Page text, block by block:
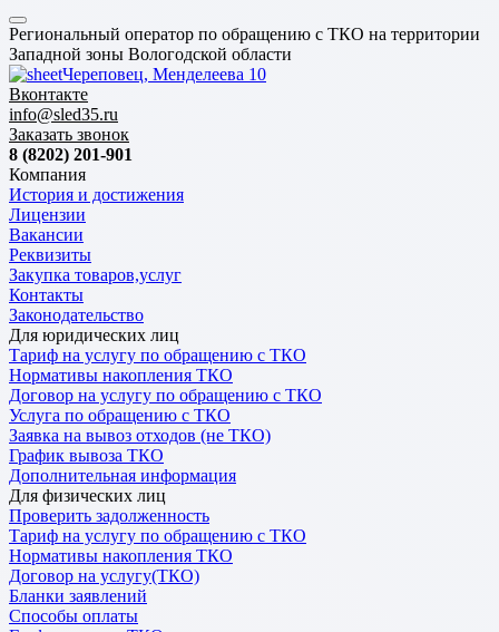
Региональный оператор по обращению с ТКО на территории
Западной зоны Вологодской области
Череповец, Менделеева 10
Вконтакте
info@sled35.ru
Заказать звонок
8 (8202) 201-901
Компания
История и достижения
Лицензии
Вакансии
Реквизиты
Закупка товаров,услуг
Контакты
Законодательство
Для юридических лиц
Тариф на услугу по обращению с ТКО
Нормативы накопления ТКО
Договор на услугу по обращению с ТКО
Услуга по обращению с ТКО
Заявка на вывоз отходов (не ТКО)
График вывоза ТКО
Дополнительная информация
Для физических лиц
Проверить задолженность
Тариф на услугу по обращению с ТКО
Нормативы накопления ТКО
Договор на услугу(ТКО)
Бланки заявлений
Способы оплаты